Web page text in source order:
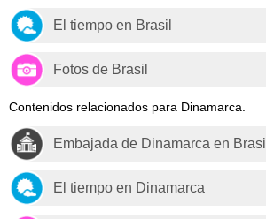
El tiempo en Brasil
Fotos de Brasil
Contenidos relacionados para Dinamarca.
Embajada de Dinamarca en Brasil
El tiempo en Dinamarca